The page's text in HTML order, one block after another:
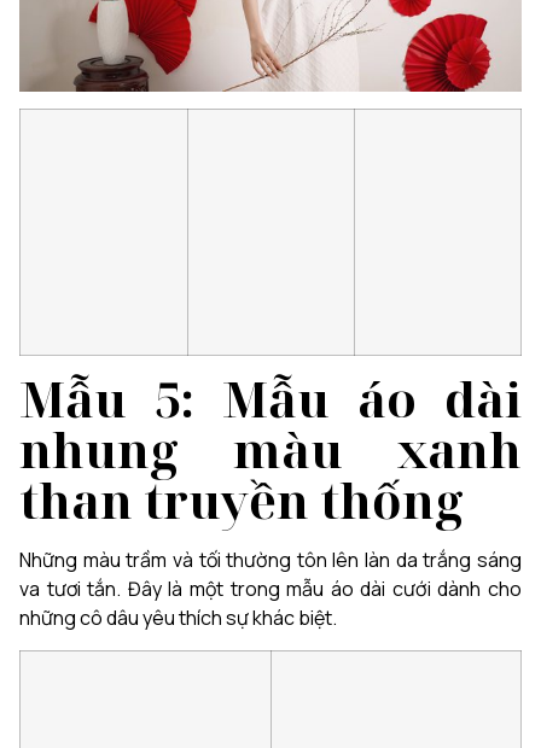
Mẫu 5: Mẫu áo dài
nhung màu xanh
than truyền thống
Những màu trầm và tối thường tôn lên làn da trắng sáng
va tươi tắn. Đây là một trong mẫu áo dài cưới dành cho
những cô dâu yêu thích sự khác biệt.